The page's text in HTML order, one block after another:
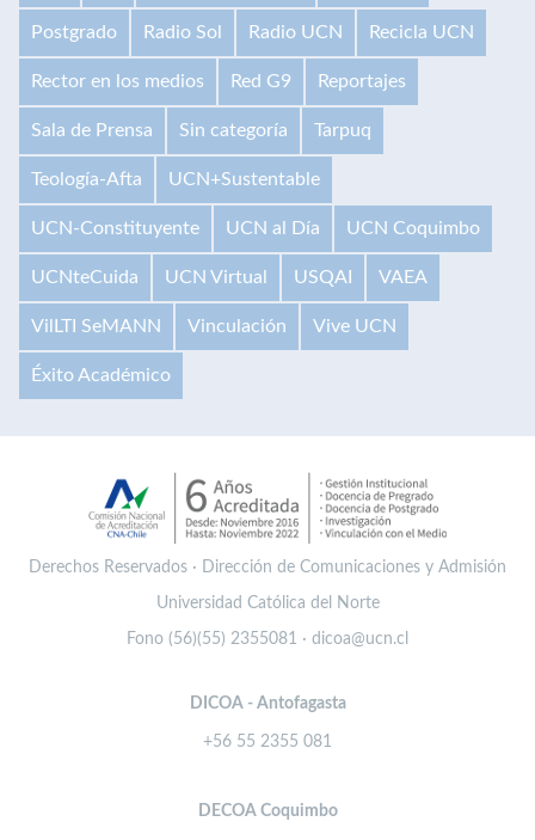
Postgrado Radio Sol Radio UCN Recicla UCN
Rector en los medios Red G9 Reportajes
Sala de Prensa Sin categoría Tarpuq
Teología-Afta UCN+Sustentable
UCN-Constituyente UCN al Día UCN Coquimbo
UCNteCuida UCN Virtual USQAI VAEA
VilLTI SeMANN Vinculación Vive UCN
Éxito Académico
Derechos Reservados · Dirección de Comunicaciones y Admisión
Universidad Católica del Norte
Fono (56)(55) 2355081 · dicoa@ucn.cl
DICOA - Antofagasta
+56 55 2355 081
DECOA Coquimbo